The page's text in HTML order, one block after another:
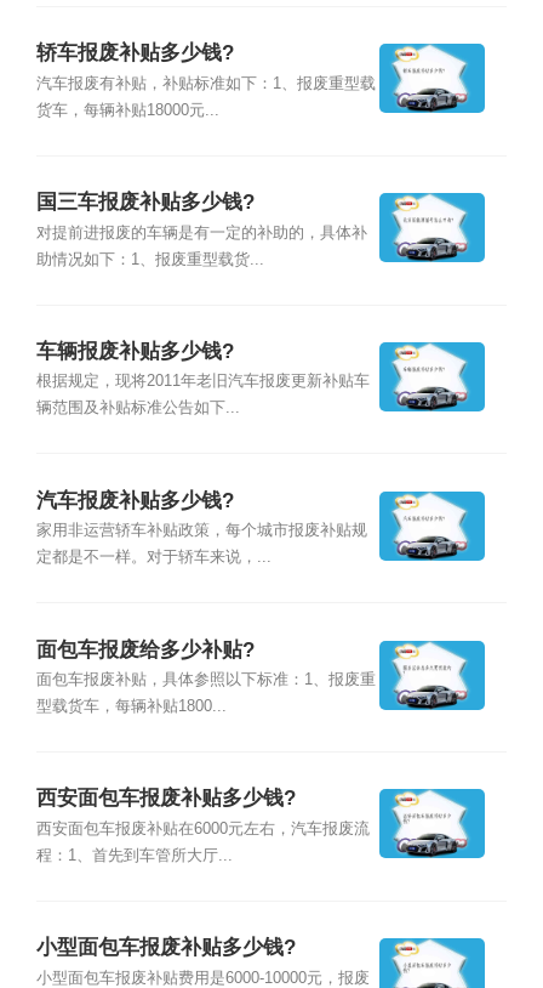
轿车报废补贴多少钱?
汽车报废有补贴，补贴标准如下：1、报废重型载
货车，每辆补贴18000元...
国三车报废补贴多少钱?
对提前进报废的车辆是有一定的补助的，具体补
助情况如下：1、报废重型载货...
车辆报废补贴多少钱?
根据规定，现将2011年老旧汽车报废更新补贴车
辆范围及补贴标准公告如下...
汽车报废补贴多少钱?
家用非运营轿车补贴政策，每个城市报废补贴规
定都是不一样。对于轿车来说，...
面包车报废给多少补贴?
面包车报废补贴，具体参照以下标准：1、报废重
型载货车，每辆补贴1800...
西安面包车报废补贴多少钱?
西安面包车报废补贴在6000元左右，汽车报废流
程：1、首先到车管所大厅...
小型面包车报废补贴多少钱?
小型面包车报废补贴费用是6000-10000元，报废